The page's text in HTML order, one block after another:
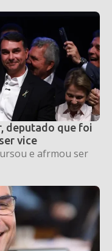
deputado que foi
vice
e afrmou ser